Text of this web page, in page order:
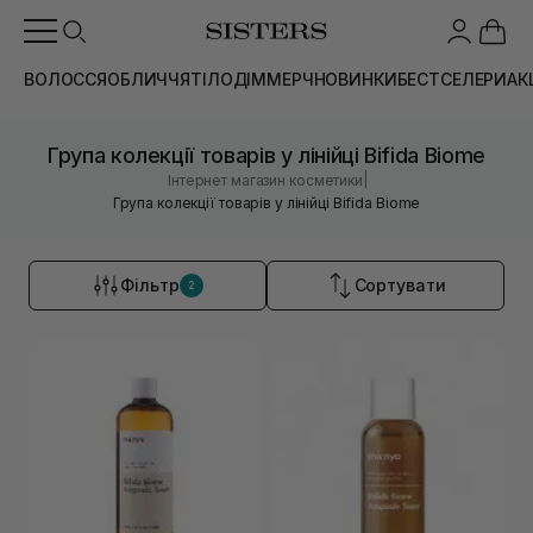
ВОЛОССЯОБЛИЧЧЯТІЛОДІММЕРЧНОВИНКИБЕСТСЕЛЕРИ
Група колекції товарів у лінійці Bifida Biome
Інтернет магазин косметики
Група колекції товарів у лінійці Bifida Biome
Фільтр 2 Сортувати